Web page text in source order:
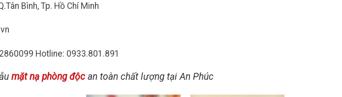
Bình, Tp. Hồ Chí Minh
Hotline: 0933.801.891
mặt nạ phòng độc an toàn chất lượng tại An Phúc